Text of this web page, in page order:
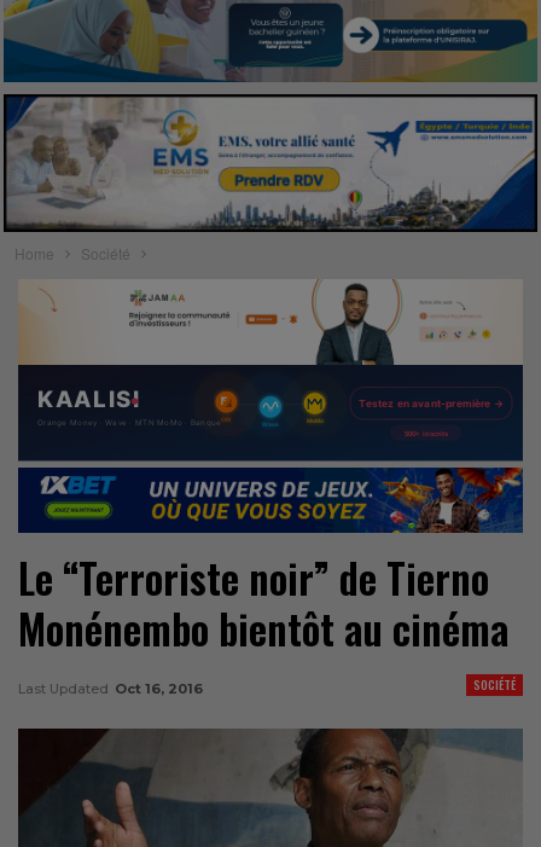
Home Société
Le “Terroriste noir” de Tierno
Monénembo bientôt au cinéma
SOCIÉTÉ
Last Updated Oct 16, 2016